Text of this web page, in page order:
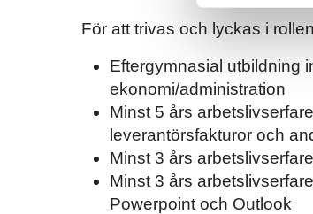
För att trivas och lyckas i
Eftergymnasial utbildning
ekonomi/administration
Minst 5 års
leverantörsfakturor och
Minst 3 års
Minst 3 års
Powerpoint och Outlook